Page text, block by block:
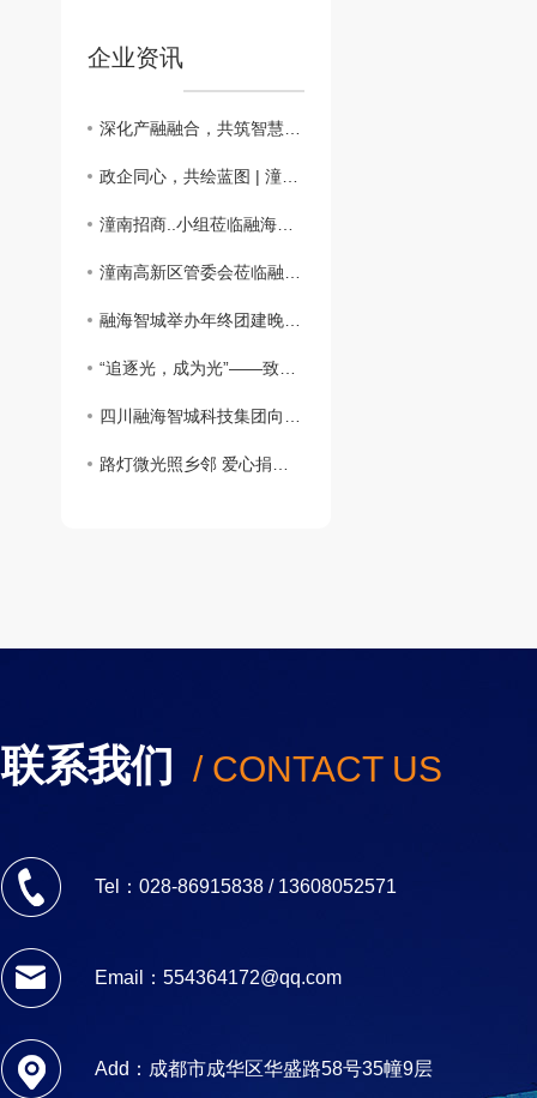
企业资讯
深化产融融合，共筑智慧建造新未来
政企同心，共绘蓝图 | 潼南区调研组莅临融海智城，肯定成绩并助力新发展
潼南招商..小组莅临融海智城科技集团考察交流 ¦共探智慧城市合作新机遇
潼南高新区管委会莅临融海智城科技集团生产基地 共探政企合作新路径
融海智城举办年终团建晚宴 凝心聚力共启新年新篇
“追逐光，成为光”——致公党迎春联谊会宣传融海智城公司捐赠太阳能路灯的善举
四川融海智城科技集团向叙永县麻城镇寨和村捐赠太阳能路灯 照亮乡村振兴路
路灯微光照乡邻 爱心捐赠护平安 —— 融海智城科技集团暖心路灯捐赠，陈伟会长代表受助群体致谢
联系我们 / CONTACT US
Tel：028-86915838 / 13608052571
Email：554364172@qq.com
Add：成都市成华区华盛路58号35幢9层